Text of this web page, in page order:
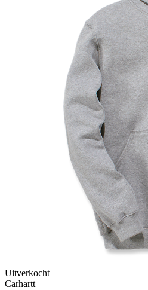
Uitverkocht
Carhartt